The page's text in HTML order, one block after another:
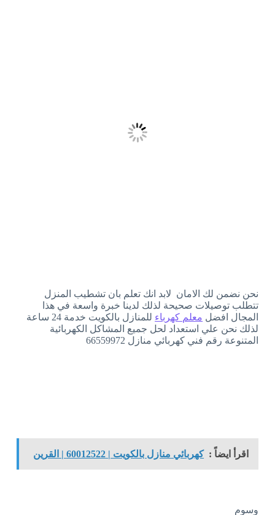
نحن نضمن لك الامان لابد انك تعلم بان تشطيب المنزل
تتطلب توصيلات صحيحة لذلك لدينا خبرة واسعة في هذا
المجال افضل معلم كهرباء
للمنازل بالكويت خدمة 24 ساعة
لذلك نحن علي استعداد لحل جميع المشاكل الكهربائية
المتنوعة رقم فني كهربائي منازل 66559972
اقرأ ايضاً : كهربائي منازل بالكويت | 60012522 | القرين
وسوم